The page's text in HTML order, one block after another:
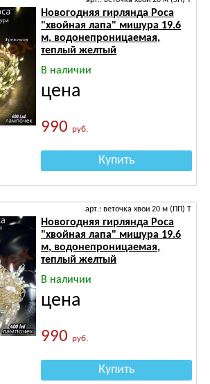
Новогодняя гирлянда Роса
"хвойная лапа" мишура 19.6
м, водонепроницаемая,
теплый желтый
В наличии
цена
990руб.
Купить
арт.: веточка хвои 20 м (ПП) Т
Новогодняя гирлянда Роса
"хвойная лапа" мишура 19.6
м, водонепроницаемая,
теплый желтый
В наличии
цена
990руб.
Купить